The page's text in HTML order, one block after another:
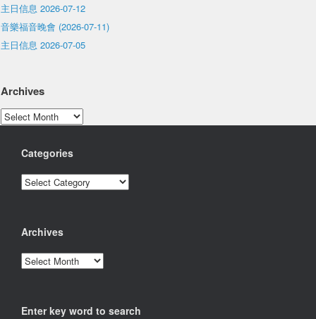
主日信息 2026-07-12
音樂福音晚會 (2026-07-11)
主日信息 2026-07-05
Archives
Archives
Categories
Categories
Archives
Archives
Enter key word to search